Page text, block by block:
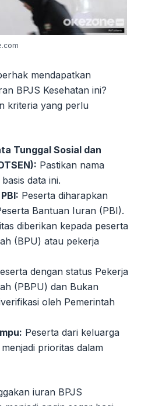
mendapatkan
BPJS Kesehatan ini?
kriteria yang perlu
Tunggal Sosial dan
Pastikan nama
data ini.
Peserta diharapkan
Bantuan Iuran (PBI).
diberikan kepada peserta
(BPU) atau pekerja
dengan status Pekerja
(PBPU) dan Bukan
oleh Pemerintah
Peserta dari keluarga
prioritas dalam
iuran BPJS